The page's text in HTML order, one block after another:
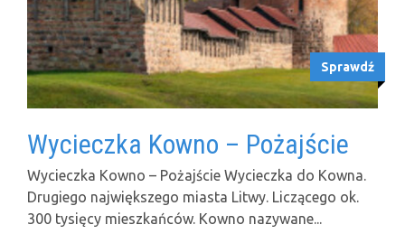
Sprawdź
Wycieczka Kowno – Pożajście
Wycieczka Kowno – Pożajście Wycieczka do Kowna.
Drugiego największego miasta Litwy. Liczącego ok.
300 tysięcy mieszkańców. Kowno nazywane...